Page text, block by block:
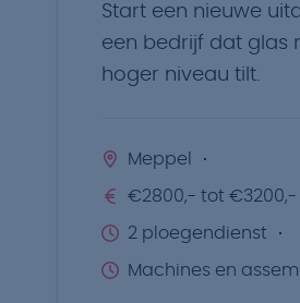
Start een nieuwe
een bedrijf dat glas
hoger niveau tilt.
Meppel
€2800,- tot €3200,-
2 ploegendienst
Machines en